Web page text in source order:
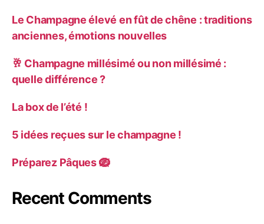
Le Champagne élevé en fût de chêne : traditions
anciennes, émotions nouvelles
🥂 Champagne millésimé ou non millésimé :
quelle différence ?
La box de l’été !
5 idées reçues sur le champagne !
Préparez Pâques 🪺
Recent Comments